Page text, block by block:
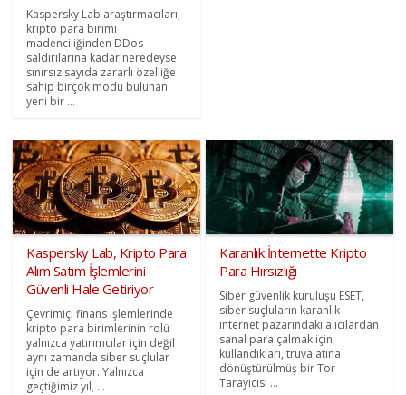
Kaspersky Lab araştırmacıları,
kripto para birimi
madenciliğinden DDos
saldırılarına kadar neredeyse
sınırsız sayıda zararlı özelliğe
sahip birçok modu bulunan
yeni bir ...
Kaspersky Lab, Kripto Para
Alım Satım İşlemlerini
Güvenli Hale Getiriyor
Çevrimiçi finans işlemlerinde
kripto para birimlerinin rolü
yalnızca yatırımcılar için değil
aynı zamanda siber suçlular
için de artıyor. Yalnızca
geçtiğimiz yıl, ...
Karanlık İnternette Kripto
Para Hırsızlığı
Siber güvenlik kuruluşu ESET,
siber suçluların karanlık
internet pazarındaki alıcılardan
sanal para çalmak için
kullandıkları, truva atına
dönüştürülmüş bir Tor
Tarayıcısı ...